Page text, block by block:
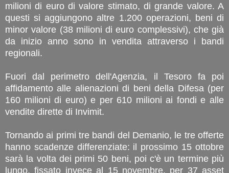
milioni di euro di valore stimato, di grande valore. A
questi si aggiungono altre 1.200 operazioni, beni di
minor valore (38 milioni di euro complessivi), che già
da inizio anno sono in vendita attraverso i bandi
regionali.
Fuori dal perimetro dell'Agenzia, il Tesoro fa poi
affidamento alle alienazioni di beni della Difesa (per
160 milioni di euro) e per 610 milioni ai fondi e alle
vendite dirette di Invimit.
Tornando ai primi tre bandi del Demanio, le tre offerte
hanno scadenze differenziate: il prossimo 15 ottobre
sarà la volta dei primi 50 beni, poi c'è un termine più
lungo, fissato invece al 15 novembre, per 37 asset